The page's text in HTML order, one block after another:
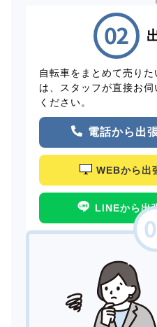
自転車をまとめて売り
は、スタッフが直接お
ください。
電話から出
WEBから出
LINEから出